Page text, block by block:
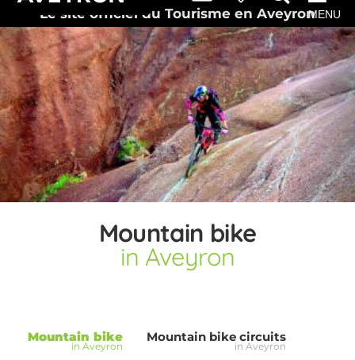
Le site officiel du Tourisme en AveyronMENU
Mountain bike
in Aveyron
Mountain bike
in Aveyron
Mountain bike circuits
in Aveyron